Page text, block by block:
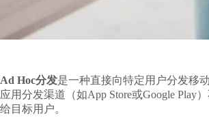
Ad Hoc分发是一种直接向特定用户分发移
应用分发渠道（如App Store或Google
给目标用户。